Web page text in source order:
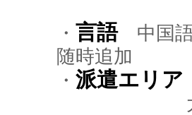
・ 言語中国語
随時追加
・ 派遣エリア
大阪府